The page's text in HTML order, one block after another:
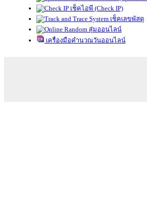
เช็คไอพี (Check IP)
เช็คเลขพัสดุ
สุ่มออนไลน์
เครื่องมือคำนวณวันออนไลน์